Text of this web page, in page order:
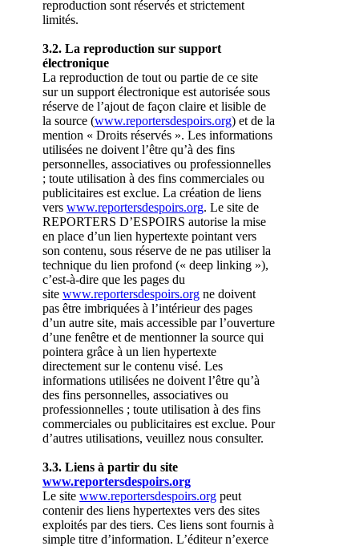
reproduction sont réservés et strictement
limités.
3.2. La reproduction sur support
électronique
La reproduction de tout ou partie de ce site
sur un support électronique est autorisée sous
réserve de l’ajout de façon claire et lisible de
la source (www.reportersdespoirs.org) et de la
mention « Droits réservés ». Les informations
utilisées ne doivent l’être qu’à des fins
personnelles, associatives ou professionnelles
; toute utilisation à des fins commerciales ou
publicitaires est exclue. La création de liens
vers www.reportersdespoirs.org. Le site de
REPORTERS D’ESPOIRS autorise la mise
en place d’un lien hypertexte pointant vers
son contenu, sous réserve de ne pas utiliser la
technique du lien profond (« deep linking »),
c’est-à-dire que les pages du
site www.reportersdespoirs.orgne doivent
pas être imbriquées à l’intérieur des pages
d’un autre site, mais accessible par l’ouverture
d’une fenêtre et de mentionner la source qui
pointera grâce à un lien hypertexte
directement sur le contenu visé. Les
informations utilisées ne doivent l’être qu’à
des fins personnelles, associatives ou
professionnelles ; toute utilisation à des fins
commerciales ou publicitaires est exclue. Pour
d’autres utilisations, veuillez nous consulter.
3.3. Liens à partir du site
www.reportersdespoirs.org
Le site www.reportersdespoirs.orgpeut
contenir des liens hypertextes vers des sites
exploités par des tiers. Ces liens sont fournis à
simple titre d’information. L’éditeur n’exerce